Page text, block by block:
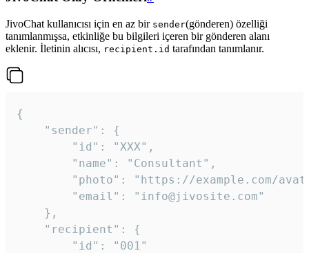
JivoChat kullanıcısı için en az bir sender(gönderen) özelliği
tanımlanmışsa, etkinliğe bu bilgileri içeren bir gönderen alanı
eklenir. İletinin alıcısı, recipient.id tarafından tanımlanır.
{